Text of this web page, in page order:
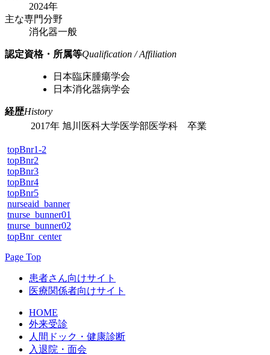
2024年
主な専門分野
消化器一般
認定資格・所属等Qualification / Affiliation
日本臨床腫瘍学会
日本消化器病学会
経歴History
2017年 旭川医科大学医学部医学科 卒業
topBnr1-2
topBnr2
topBnr3
topBnr4
topBnr5
nurseaid_banner
tnurse_bunner01
tnurse_bunner02
topBnr_center
Page Top
患者さん向けサイト
医療関係者向けサイト
HOME
外来受診
人間ドック・健康診断
入退院・面会